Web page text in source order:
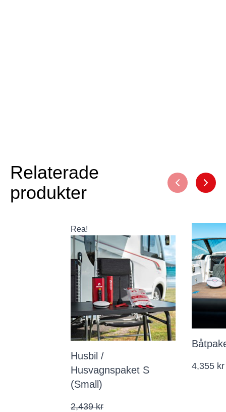
Relaterade
produkter
Rea!
Husbil /
Husvagnspaket S
(Small)
2,439kr
4,355 kr